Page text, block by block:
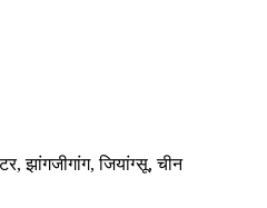
झांगजीगांग, जियांग्सू, चीन